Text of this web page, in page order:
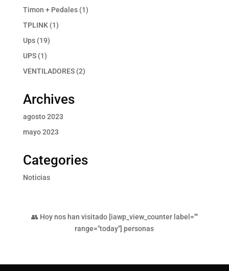
productos
Timon + Pedales 11
TPLINK 11
Ups 1919
UPS 11
producto
VENTILADORES 22
Archives
agosto 2023
mayo 2023
Categories
Noticias
👥 Hoy nos han visitado [iawp_view_counter label=""
range="today"] personas